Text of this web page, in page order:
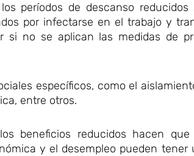
períodos de descanso reducidos
por infectarse en el trabajo y
si no se aplican las medidas de
específicos, como el
entre otros.
beneficios reducidos hacen que
y el desempleo pueden tener